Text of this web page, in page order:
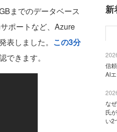
までのデータベース
ポートなど、Azure
しました。 この3分
きます。
新
信
AI
な
氏
い2